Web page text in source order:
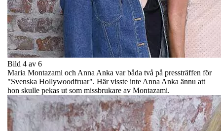
Bild 4 av 6
Maria Montazami och Anna Anka var båda två på pressträffen för
"Svenska Hollywoodfruar". Här visste inte Anna Anka ännu att
hon skulle pekas ut som missbrukare av Montazami.